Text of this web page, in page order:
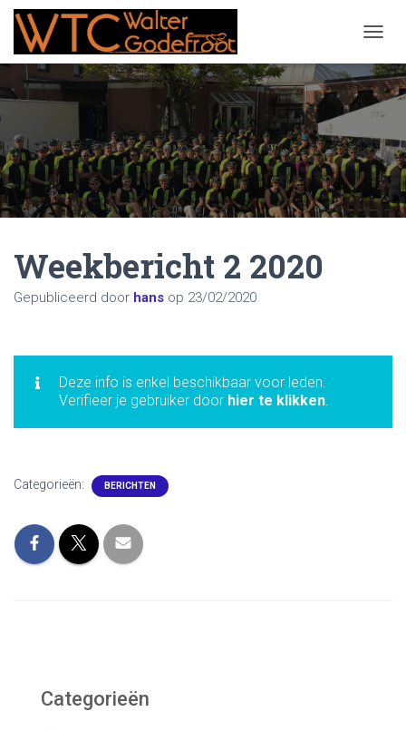
Weekbericht 2 2020
Gepubliceerd door hans op 23/02/2020
Deze info is enkel beschikbaar voor leden.
Verifieer je gebruiker door hier te klikken.
Categorieën: BERICHTEN
Categorieën